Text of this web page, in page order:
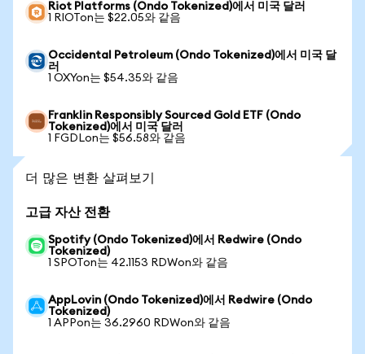
Riot Platforms (Ondo Tokenized)에서 미국 달러
1 RIOTon는 $22.05와 같음
Occidental Petroleum (Ondo Tokenized)에서 미국 달
러
1 OXYon는 $54.35와 같음
Franklin Responsibly Sourced Gold ETF (Ondo
Tokenized)에서 미국 달러
1 FGDLon는 $56.58와 같음
더 많은 변환 살펴보기
고급 자산 전환
Spotify (Ondo Tokenized)에서 Redwire (Ondo
Tokenized)
1 SPOTon는 42.1153 RDWon와 같음
AppLovin (Ondo Tokenized)에서 Redwire (Ondo
Tokenized)
1 APPon는 36.2960 RDWon와 같음